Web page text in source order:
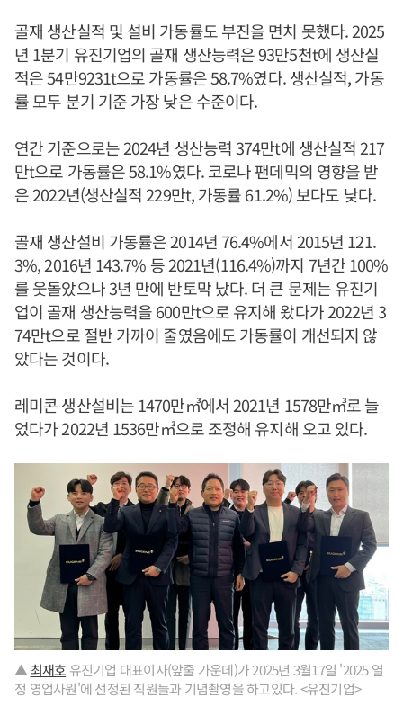
골재 생산실적 및 설비 가동률도 부진을 면치 못했다. 2025
년 1분기 유진기업의 골재 생산능력은 93만5천t에 생산실
적은 54만9231t으로 가동률은 58.7%였다. 생산실적, 가동
률 모두 분기 기준 가장 낮은 수준이다.
연간 기준으로는 2024년 생산능력 374만t에 생산실적 217
만t으로 가동률은 58.1%였다. 코로나 팬데믹의 영향을 받
은 2022년(생산실적 229만t, 가동률 61.2%) 보다도 낮다.
골재 생산설비 가동률은 2014년 76.4%에서 2015년 121.
3%, 2016년 143.7% 등 2021년(116.4%)까지 7년간 100%
를 웃돌았으나 3년 만에 반토막 났다. 더 큰 문제는 유진기
업이 골재 생산능력을 600만t으로 유지해 왔다가 2022년 3
74만t으로 절반 가까이 줄였음에도 가동률이 개선되지 않
았다는 것이다.
레미콘 생산설비는 1470만㎥에서 2021년 1578만㎥로 늘
었다가 2022년 1536만㎥으로 조정해 유지해 오고 있다.
▲ 최재호 유진기업 대표이사(앞줄 가운데)가 2025년 3월17일 '2025 열
정 영업사원'에 선정된 직원들과 기념촬영을 하고있다. <유진기업>